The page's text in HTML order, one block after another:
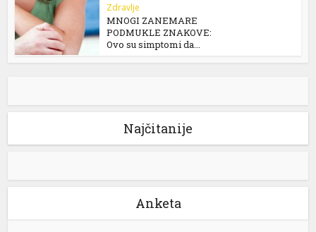
Zdravlje
MNOGI ZANEMARE
PODMUKLE ZNAKOVE:
Ovo su simptomi da...
Najčitanije
Anketa